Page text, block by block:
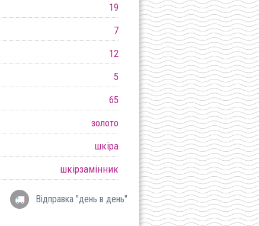
19
7
12
5
65
золото
шкіра
шкірзамінник
Відправка "день в день"